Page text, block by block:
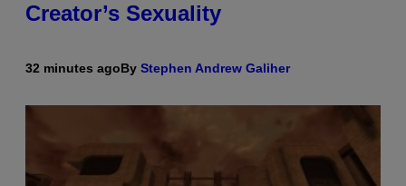
Creator’s Sexuality
32 minutes agoBy Stephen Andrew Galiher